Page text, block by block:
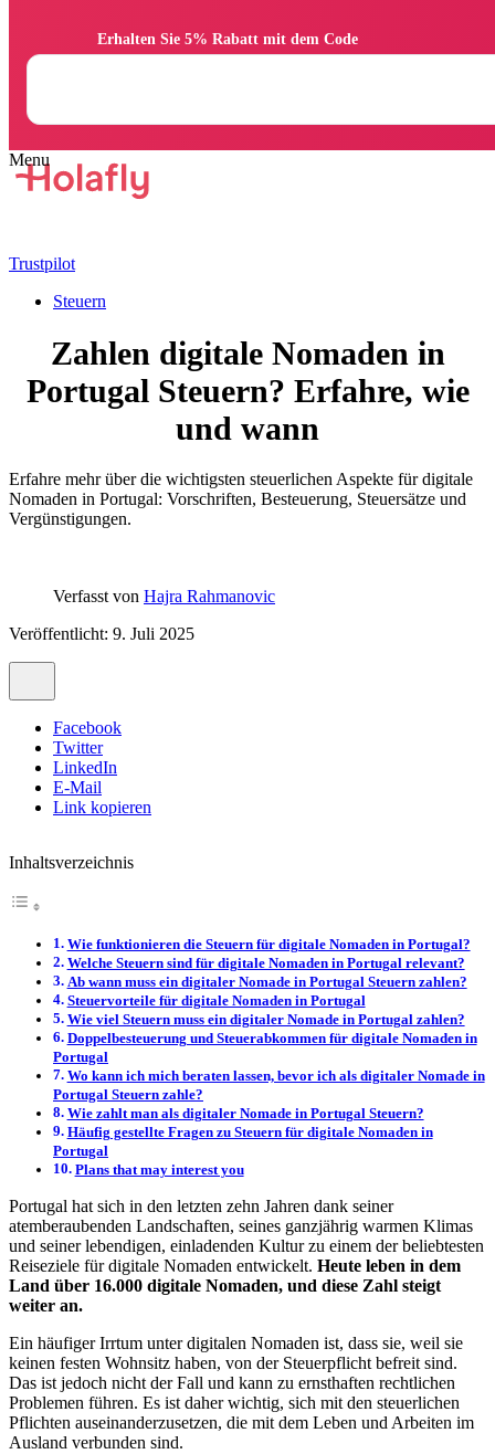
Trustpilot
Steuern
Zahlen digitale Nomaden in
Portugal Steuern? Erfahre, wie
und wann
Erfahre mehr über die wichtigsten steuerlichen Aspekte für digitale
Nomaden in Portugal: Vorschriften, Besteuerung, Steuersätze und
Vergünstigungen.
Verfasst von Hajra Rahmanovic
Veröffentlicht: 9. Juli 2025
Facebook
Twitter
LinkedIn
E-Mail
Link kopieren
Inhaltsverzeichnis
Wie funktionieren die Steuern für digitale Nomaden in Portugal?
Welche Steuern sind für digitale Nomaden in Portugal relevant?
Ab wann muss ein digitaler Nomade in Portugal Steuern zahlen?
Steuervorteile für digitale Nomaden in Portugal
Wie viel Steuern muss ein digitaler Nomade in Portugal zahlen?
Doppelbesteuerung und Steuerabkommen für digitale Nomaden in
Portugal
Wo kann ich mich beraten lassen, bevor ich als digitaler Nomade in
Portugal Steuern zahle?
Wie zahlt man als digitaler Nomade in Portugal Steuern?
Häufig gestellte Fragen zu Steuern für digitale Nomaden in
Portugal
Plans that may interest you
Portugal hat sich in den letzten zehn Jahren dank seiner
atemberaubenden Landschaften, seines ganzjährig warmen Klimas
und seiner lebendigen, einladenden Kultur zu einem der beliebtesten
Reiseziele für digitale Nomaden entwickelt. Heute leben in dem
Land über 16.000 digitale Nomaden, und diese Zahl steigt
weiter an.
Ein häufiger Irrtum unter digitalen Nomaden ist, dass sie, weil sie
keinen festen Wohnsitz haben, von der Steuerpflicht befreit sind.
Das ist jedoch nicht der Fall und kann zu ernsthaften rechtlichen
Problemen führen. Es ist daher wichtig, sich mit den steuerlichen
Pflichten auseinanderzusetzen, die mit dem Leben und Arbeiten im
Ausland verbunden sind.